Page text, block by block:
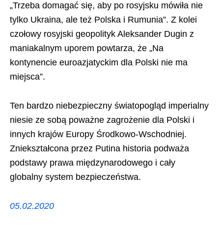
„Trzeba domagać się, aby po rosyjsku mówiła nie
tylko Ukraina, ale też Polska i Rumunia”. Z kolei
czołowy rosyjski geopolityk Aleksander Dugin z
maniakalnym uporem powtarza, że „Na
kontynencie euroazjatyckim dla Polski nie ma
miejsca”.
Ten bardzo niebezpieczny światopogląd imperialny
niesie ze sobą poważne zagrożenie dla Polski i
innych krajów Europy Środkowo-Wschodniej.
Zniekształcona przez Putina historia podważa
podstawy prawa międzynarodowego i cały
globalny system bezpieczeństwa.
05.02.2020